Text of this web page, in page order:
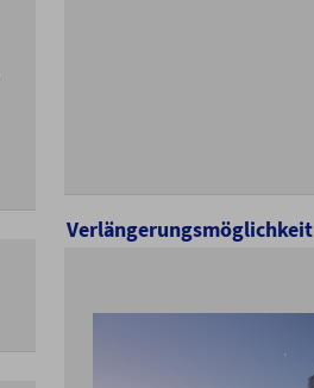
Verlängerungsmöglichkeit